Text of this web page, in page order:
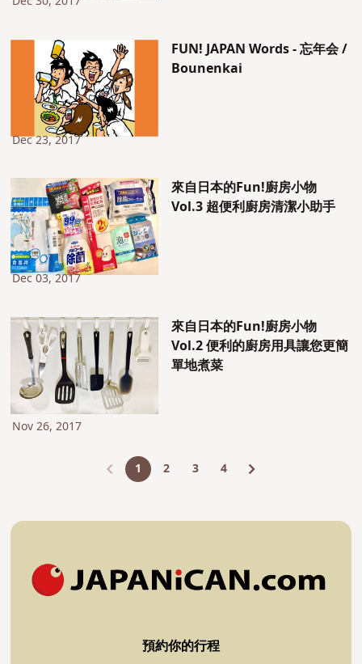
FUN! JAPAN Words - 忘年会 /
Bounenkai
Dec 23, 2017
來自日本的Fun!廚房小物
Vol.3 超便利廚房清潔小助手
Dec 03, 2017
來自日本的Fun!廚房小物
Vol.2 便利的廚房用具讓您更簡
單地煮菜
Nov 26, 2017
1 2 3 4
預約你的行程